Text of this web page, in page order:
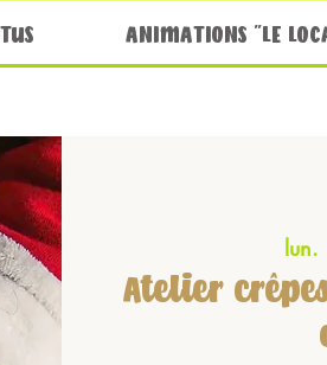
ANIMATIONS "LE
lun.
Atelier